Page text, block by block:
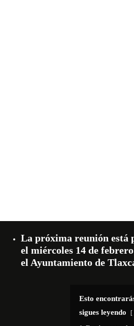
La próxima reunión está
el miércoles 14 de
el Ayuntamiento de
Esto
sigues leyendo